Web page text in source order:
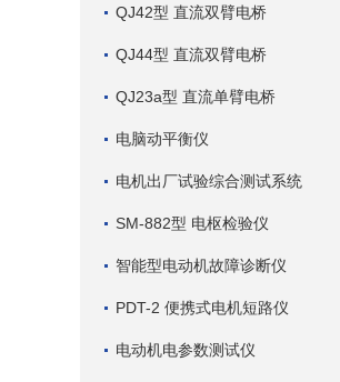
QJ42型 直流双臂电桥
QJ44型 直流双臂电桥
QJ23a型 直流单臂电桥
电脑动平衡仪
电机出厂试验综合测试系统
SM-882型 电枢检验仪
智能型电动机故障诊断仪
PDT-2 便携式电机短路仪
电动机电参数测试仪